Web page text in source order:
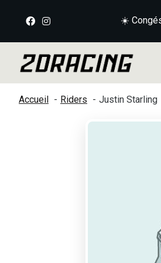
☀️
Accueil Riders Justin Starling